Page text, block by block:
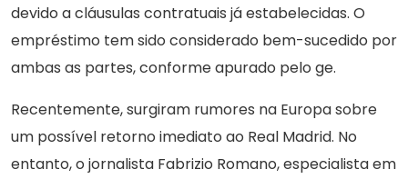
devido a cláusulas contratuais já estabelecidas. O
empréstimo tem sido considerado bem-sucedido por
ambas as partes, conforme apurado pelo ge.
Recentemente, surgiram rumores na Europa sobre
um possível retorno imediato ao Real Madrid. No
entanto, o jornalista Fabrizio Romano, especialista em